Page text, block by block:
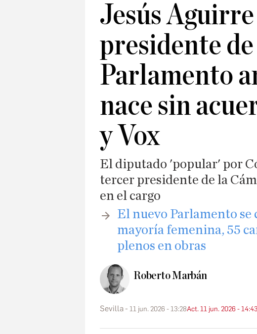
Jesús
presidente
Parlamento
nace sin
y Vox
El diputado 'popular' por
tercer presidente de la
en el cargo
El nuevo Parlamento se
mayoría femenina, 55
plenos en obras
Roberto Marbán
Sevilla 11 jun. 2026 - 13:28Act. 11 jun. 2026 - 14:43